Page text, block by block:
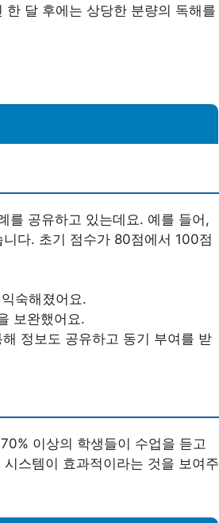
달 후에는 상당한 분량의 독해를
를 공유하고 있는데요. 예를 들어,
다. 초기 점수가 80점에서 100점
숙해졌어요.
보완했어요.
정보도 공유하고 동기 부여를 받
이상의 학생들이 수업을 듣고
스템이 효과적이라는 것을 보여주